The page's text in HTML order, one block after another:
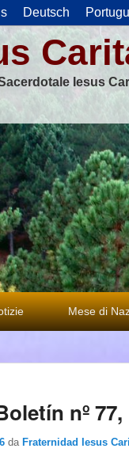
Deutsch
Iesus
Mese di
nº
da Fraternidad Iesus